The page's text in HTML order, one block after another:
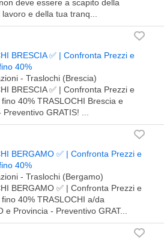
deve essere a scapito della
e della tua tranq...
BRESCIA ✅ | Confronta Prezzi e
40%
- Traslochi (Brescia)
BRESCIA ✅ | Confronta Prezzi e
40% TRASLOCHI Brescia e
GRATIS! ...
BERGAMO ✅ | Confronta Prezzi e
40%
- Traslochi (Bergamo)
BERGAMO ✅ | Confronta Prezzi e
40% TRASLOCHI a/da
e Provincia - Preventivo GRAT...